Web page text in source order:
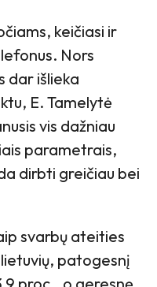
keičiasi ir
Nors
dar išlieka
E. Tamelytė
vis dažniau
parametrais,
dirbti greičiau bei
svarbų ateities
patogesnį